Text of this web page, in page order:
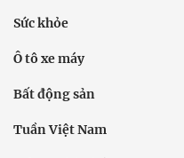
Sức khỏe
Ô tô xe máy
Bất động sản
Tuần Việt Nam